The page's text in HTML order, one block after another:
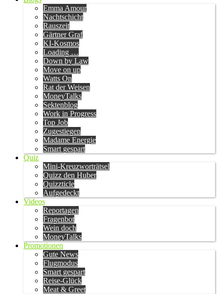
Emma Amour
Nachtschicht
Rauszeit
Gärtner Graf
KI-Kosmos
Loading …
Down by Law
Move on up
Watts On
Rat der Weisen
MoneyTalks
Sektenblog
Work in Progress
Top Job
Zugestiegen
Madame Energie
Smart gespart
Quiz
Mini-Kreuzworträtsel
Quizz den Huber
Quizzticle
Aufgedeckt
Videos
Reportagen
Fragenbot
Wein doch
MoneyTalks
Promotionen
Gute News
Flugmodus
Smart gespart
Reise-Glück
Meat & Greet